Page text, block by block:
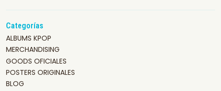
Categorías
ALBUMS KPOP
MERCHANDISING
GOODS OFICIALES
POSTERS ORIGINALES
BLOG